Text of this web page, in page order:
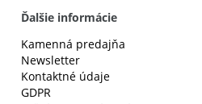
Ďalšie informácie
Kamenná predajňa
Newsletter
Kontaktné údaje
GDPR